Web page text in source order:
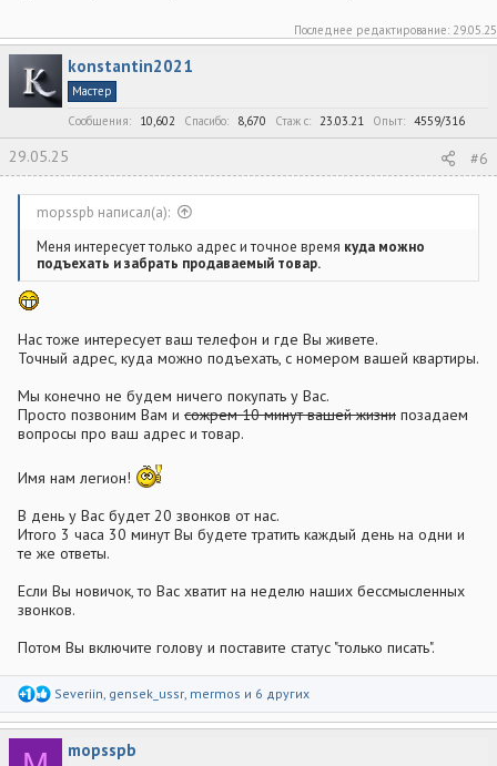
Последнее редактирование: 29.05.25
konstantin2021
Мастер
Сообщения
10,602 Спасибо 8,670 Стаж c 23.03.21 Опыт 4559/316
29.05.25 #6
mopsspb написал(а):
Меня интересует только адрес и точное время куда можно
подъехать и забрать продаваемый товар.
Нас тоже интересует ваш телефон и где Вы живете.
Точный адрес, куда можно подъехать, с номером вашей квартиры.
Мы конечно не будем ничего покупать у Вас.
Просто позвоним Вам и сожрем 10 минут вашей жизни позадаем
вопросы про ваш адрес и товар.
Имя нам легион!
В день у Вас будет 20 звонков от нас.
Итого 3 часа 30 минут Вы будете тратить каждый день на одни и
те же ответы.
Если Вы новичок, то Вас хватит на неделю наших бессмысленных
звонков.
Потом Вы включите голову и поставите статус "только писать".
Р
а
к
Severiin gensek_ussr mermos и 6 других
mopsspb